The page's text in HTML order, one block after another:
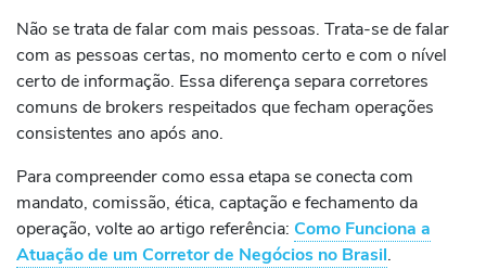
Não se trata de falar com mais pessoas. Trata-se de falar
com as pessoas certas, no momento certo e com o nível
certo de informação. Essa diferença separa corretores
comuns de brokers respeitados que fecham operações
consistentes ano após ano.
Para compreender como essa etapa se conecta com
mandato, comissão, ética, captação e fechamento da
operação, volte ao artigo referência: Como Funciona a
Atuação de um Corretor de Negócios no Brasil.